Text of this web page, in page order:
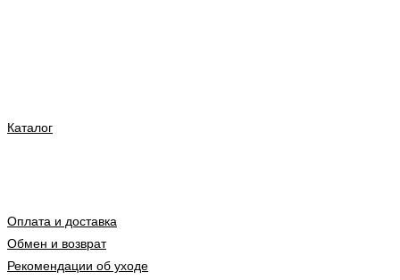
Каталог
Оплата и доставка
Обмен и возврат
Рекомендации об уходе